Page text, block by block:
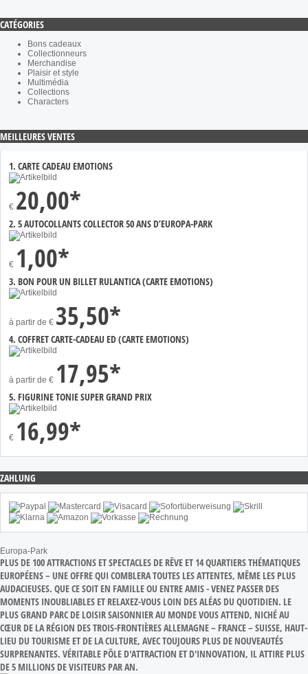
CATÉGORIES
Bons cadeaux
Collectionneurs
Merchandise
Plaisir et style
Multimédia
Collections
Characters
MEILLEURES VENTES
1. CARTE CADEAU EMOTIONS
€ 20,00*
2. 5 AUTOCOLLANTS COLLECTOR 50 ANS D’EUROPA-PARK
€ 1,00*
3. BON POUR UN BILLET RULANTICA (CARTE EMOTIONS)
à partir de € 35,50*
4. COFFRET CARTE-CADEAU ED (CARTE EMOTIONS)
à partir de € 17,95*
5. FIGURINE TONIE SUPER GRAND PRIX
€ 16,99*
ZAHLUNG
Europa-Park
PLUS DE 100 ATTRACTIONS ET SPECTACLES DE RÊVE ET 14 QUARTIERS THÉMATIQUES
EUROPÉENS – UNE OFFRE QUI COMBLERA TOUTES LES ATTENTES, MÊME LES PLUS
AUDACIEUSES. QUE CE SOIT EN FAMILLE OU ENTRE AMIS - VENEZ PASSER DES
MOMENTS INOUBLIABLES ET RELAXEZ-VOUS LOIN DES ALÉAS DU QUOTIDIEN. LE
PLUS GRAND PARC DE LOISIR SAISONNIER AU MONDE VOUS ATTEND, NICHÉ AU
CŒUR DE LA RÉGION DES TROIS-FRONTIÈRES ALLEMAGNE – FRANCE – SUISSE, HAUT-
LIEU DU TOURISME ET DE LA CULTURE, AVEC TOUJOURS PLUS DE NOUVEAUTÉS
SURPRENANTES. VÉRITABLE PÔLE D'ATTRACTION ET D'INNOVATION, IL ATTIRE PLUS
DE 5 MILLIONS DE VISITEURS PAR AN.